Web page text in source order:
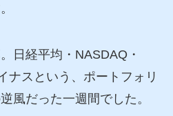
日経平均・NASDAQ・
ナスという、ポートフォリ
風だった一週間でした。